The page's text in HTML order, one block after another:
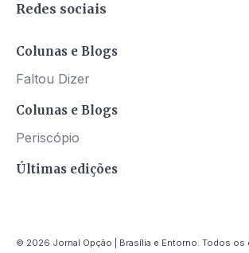
Redes sociais
Colunas e Blogs
Faltou Dizer
Colunas e Blogs
Periscópio
Últimas edições
© 2026 Jornal Opção | Brasília e Entorno. Todos os